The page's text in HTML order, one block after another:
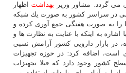
گردد. مشاور وزیر بهداشت اظهار
در سراسر كشور به صورت یك شبكه
را به صورت هفتگی جمع آوری كرده و
به اینكه با عنایت به نظارت ها و
در بازار دارویی كشور آرامش نسبی
است، اضافه كرد: در حوزه تجهیزات
در سطح كشور وجود دارد كه قبلا تجهیزات